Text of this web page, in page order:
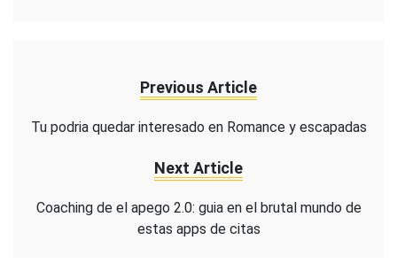
Previous Article
Tu podria quedar interesado en Romance y escapadas
Next Article
Coaching de el apego 2.0: guia en el brutal mundo de
estas apps de citas